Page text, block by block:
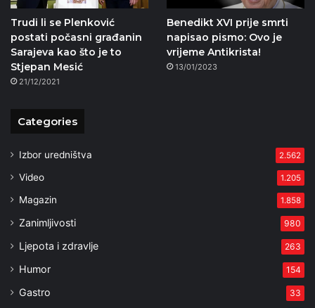
Trudi li se Plenković
postati počasni građanin
Sarajeva kao što je to
Stjepan Mesić
21/12/2021
Benedikt XVI prije smrti
napisao pismo: Ovo je
vrijeme Antikrista!
13/01/2023
Categories
Izbor uredništva 2.562
Video 1.205
Magazin 1.858
Zanimljivosti 980
Ljepota i zdravlje 263
Humor 154
Gastro 33